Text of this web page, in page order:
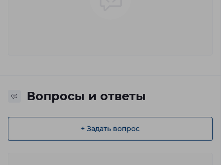
Вопросы и ответы
+ Задать вопрос